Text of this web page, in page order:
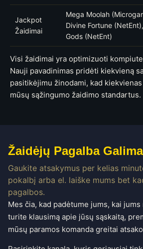
Jackpot
Žaidimai
Mega Moolah
Divine Fortune
Gods (NetEnt)
Visi žaidimai yra optimizuoti
Nauji pavadinimas pridėti kiekvieną
pasitikėjimu žinodami, kad
mūsų sąžingumo žaidimo standartus.
Žaidėjų Pagalba
Gaukite atsakymus per kelias
pokalbį arba el. laiške mums bet
pagalbos.
Mes čia, kad padėtume jums, kai
turite klausimą apie jūsų sąskaitą,
mūsų paramos komanda greitai